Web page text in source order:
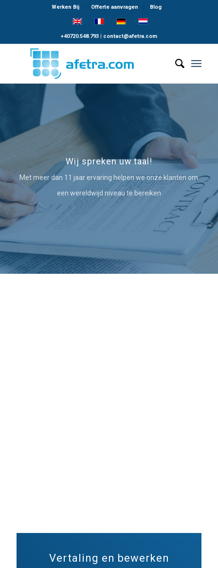
Werken Bij Offerte aanvragen Blog
+40720.548.793| contact@afetra.com
Wij spreken uw taal!
Met meer dan 11 jaar ervaring helpen we onze klanten om
een wereldwijd niveau te bereiken
Vertaling en bewerken